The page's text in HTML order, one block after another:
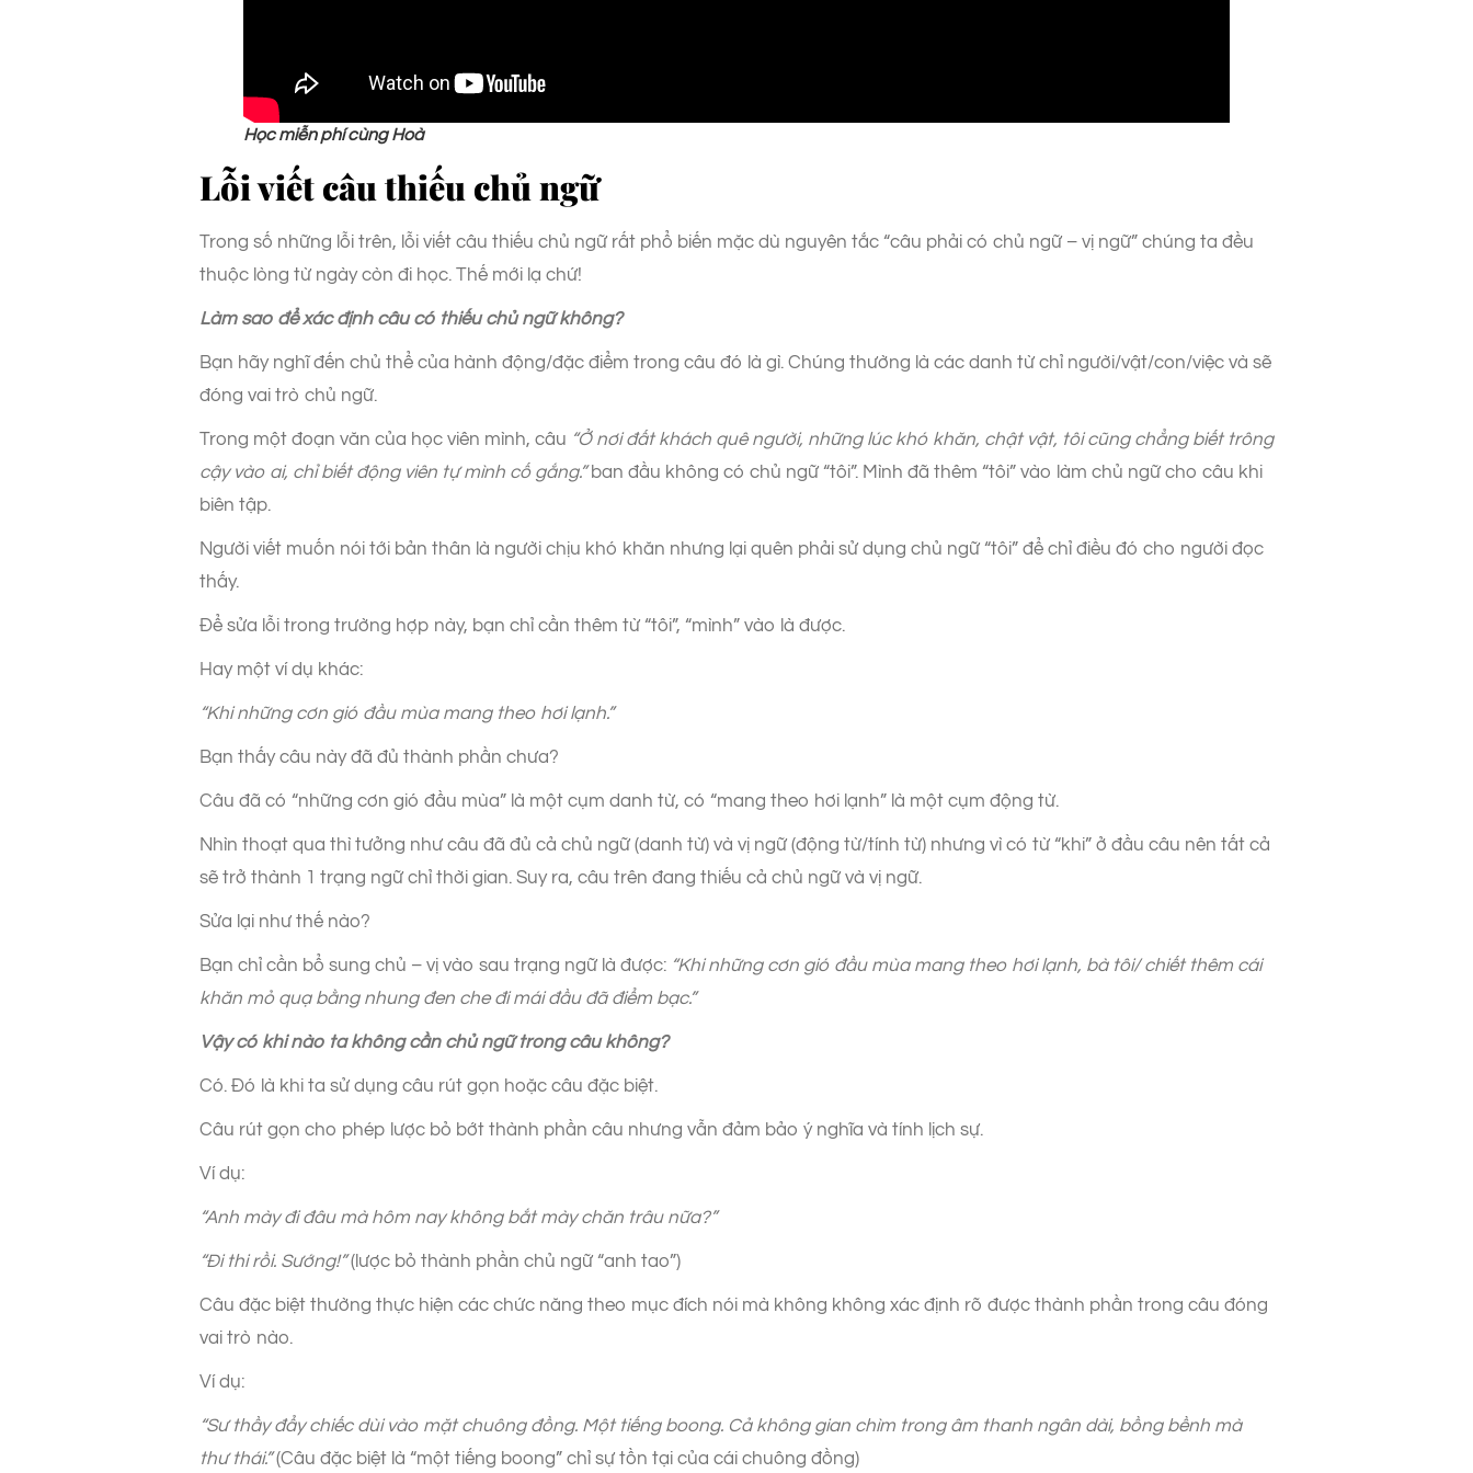
Học miễn phí cùng Hoà
Lỗi viết câu thiếu chủ ngữ
Trong số những lỗi trên, lỗi viết câu thiếu chủ ngữ rất phổ biến mặc dù nguyên tắc “câu phải có chủ ngữ – vị ngữ” chúng ta đều
thuộc lòng từ ngày còn đi học. Thế mới lạ chứ!
Làm sao để xác định câu có thiếu chủ ngữ không?
Bạn hãy nghĩ đến chủ thể của hành động/đặc điểm trong câu đó là gì. Chúng thường là các danh từ chỉ người/vật/con/việc và sẽ
đóng vai trò chủ ngữ.
Trong một đoạn văn của học viên mình, câu “Ở nơi đất khách quê người, những lúc khó khăn, chật vật, tôi cũng chẳng biết trông
cậy vào ai, chỉ biết động viên tự mình cố gắng.”ban đầu không có chủ ngữ “tôi”. Mình đã thêm “tôi” vào làm chủ ngữ cho câu khi
biên tập.
Người viết muốn nói tới bản thân là người chịu khó khăn nhưng lại quên phải sử dụng chủ ngữ “tôi” để chỉ điều đó cho người đọc
thấy.
Để sửa lỗi trong trường hợp này, bạn chỉ cần thêm từ “tôi”, “mình” vào là được.
Hay một ví dụ khác:
“Khi những cơn gió đầu mùa mang theo hơi lạnh.”
Bạn thấy câu này đã đủ thành phần chưa?
Câu đã có “những cơn gió đầu mùa” là một cụm danh từ, có “mang theo hơi lạnh” là một cụm động từ.
Nhìn thoạt qua thì tưởng như câu đã đủ cả chủ ngữ (danh từ) và vị ngữ (động từ/tính từ) nhưng vì có từ “khi” ở đầu câu nên tất cả
sẽ trở thành 1 trạng ngữ chỉ thời gian. Suy ra, câu trên đang thiếu cả chủ ngữ và vị ngữ.
Sửa lại như thế nào?
Bạn chỉ cần bổ sung chủ – vị vào sau trạng ngữ là được: “Khi những cơn gió đầu mùa mang theo hơi lạnh, bà tôi/ chiết thêm cái
khăn mỏ quạ bằng nhung đen che đi mái đầu đã điểm bạc.”
Vậy có khi nào ta không cần chủ ngữ trong câu không?
Có. Đó là khi ta sử dụng câu rút gọn hoặc câu đặc biệt.
Câu rút gọn cho phép lược bỏ bớt thành phần câu nhưng vẫn đảm bảo ý nghĩa và tính lịch sự.
Ví dụ:
“Anh mày đi đâu mà hôm nay không bắt mày chăn trâu nữa?”
“Đi thi rồi. Sướng!”(lược bỏ thành phần chủ ngữ “anh tao”)
Câu đặc biệt thường thực hiện các chức năng theo mục đích nói mà không không xác định rõ được thành phần trong câu đóng
vai trò nào.
Ví dụ:
“Sư thầy đẩy chiếc dùi vào mặt chuông đồng. Một tiếng boong. Cả không gian chìm trong âm thanh ngân dài, bồng bềnh mà
thư thái.”(Câu đặc biệt là “một tiếng boong” chỉ sự tồn tại của cái chuông đồng)